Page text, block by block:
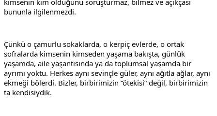
bununla ilgilenmezdi.
Çünkü o çamurlu sokaklarda, o kerpiç evlerde, o ortak
sofralarda kimsenin kimseden yaşama bakışta, günlük
yaşamda, aile yaşantısında ya da toplumsal yaşamda bir
ayrımı yoktu. Herkes aynı sevinçle güler, aynı ağıtla ağlar, aynı
ekmeği bölerdi. Bizler, birbirimizin “ötekisi” değil, birbirimizin
ta kendisiydik.